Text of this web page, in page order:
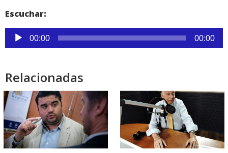
Escuchar:
Reproductor
de
00:00 00:00
Relacionadas